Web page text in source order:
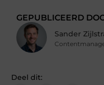
GEPUBLICEERD
Sander
Deel dit: